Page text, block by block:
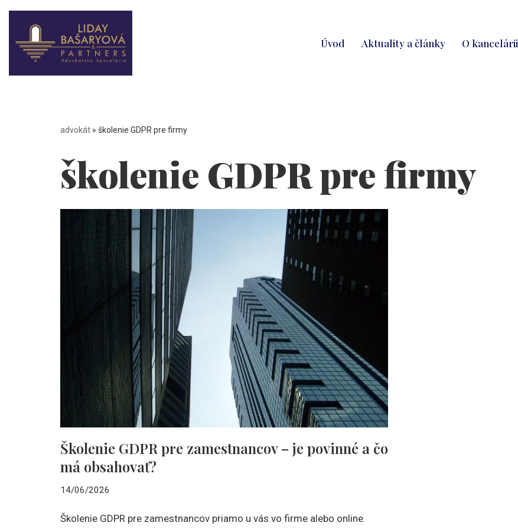
Preskočiť
Úvod Aktuality a články O kancelárii
advokát » školenie GDPR pre firmy
školenie GDPR pre firmy
Školenie GDPR pre zamestnancov – je povinné a čo
má obsahovať?
14/06/2026
Školenie GDPR pre zamestnancov priamo u vás vo firme alebo online.